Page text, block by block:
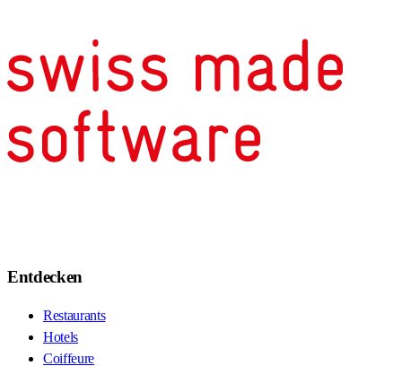
Entdecken
Restaurants
Hotels
Coiffeure